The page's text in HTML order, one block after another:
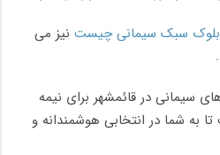
بلوک سبک سیمانی چیست نیز می
سیمانی در قائمشهر برای نیمه
شده است تا به شما در انتخابی هوشمندانه و